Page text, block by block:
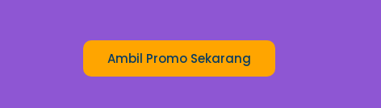
Ambil Promo Sekarang